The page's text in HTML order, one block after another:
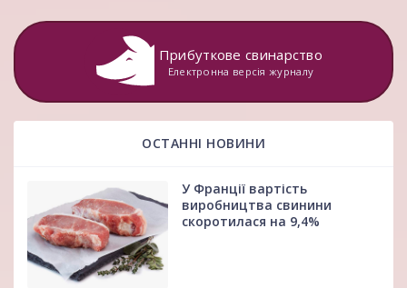
Прибуткове свинарство
Електронна версія журналу
ОСТАННІ НОВИНИ
У Франції вартість
виробництва свинини
скоротилася на 9,4%